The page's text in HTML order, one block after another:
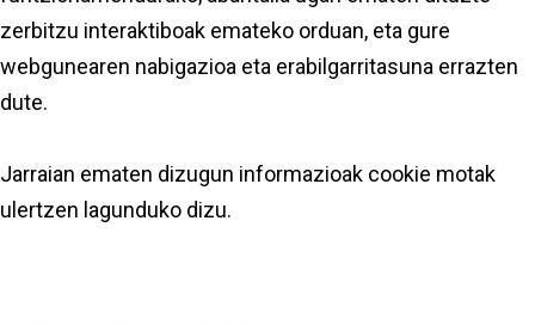
zerbitzu interaktiboak emateko orduan, eta gure
webgunearen nabigazioa eta erabilgarritasuna errazten
dute.
Jarraian ematen dizugun informazioak cookie motak
ulertzen lagunduko dizu.